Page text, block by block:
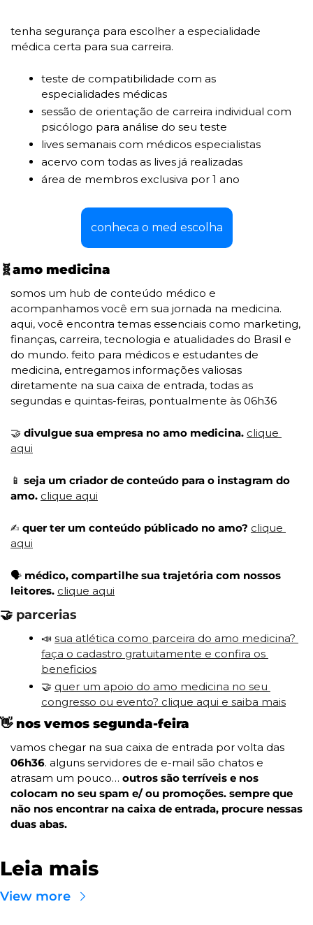
tenha segurança para escolher a especialidade
médica certa para sua carreira.
teste de compatibilidade com as
especialidades médicas
sessão de orientação de carreira individual com
psicólogo para análise do seu teste
lives semanais com médicos especialistas
acervo com todas as lives já realizadas
área de membros exclusiva por 1 ano
conheca o med escolha
🧬amo medicina
somos um hub de conteúdo médico e
acompanhamos você em sua jornada na medicina.
aqui, você encontra temas essenciais como marketing,
finanças, carreira, tecnologia e atualidades do Brasil e
do mundo. feito para médicos e estudantes de
medicina, entregamos informações valiosas
diretamente na sua caixa de entrada, todas as
segundas e quintas-feiras, pontualmente às 06h36
🤝 divulgue sua empresa no amo medicina. clique
aqui
📱 seja um criador de conteúdo para o instagram do
amo. clique aqui
✍ quer ter um conteúdo públicado no amo? clique
aqui
🗣️ médico, compartilhe sua trajetória com nossos
leitores. clique aqui
🤝 parcerias
📣 sua atlética como parceira do amo medicina?
faça o cadastro gratuitamente e confira os
beneficios
🤝 quer um apoio do amo medicina no seu
congresso ou evento? clique aqui e saiba mais
👋 nos vemos segunda-feira
06h36. alguns servidores de e-mail são chatos e
atrasam um pouco… outros são terríveis e nos
colocam no seu spam e/ ou promoções. sempre que
não nos encontrar na caixa de entrada, procure nessas
duas abas.
Leia mais
View more